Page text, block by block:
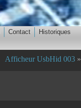
Contact
Historiques
Afficheur UsbHid 003»